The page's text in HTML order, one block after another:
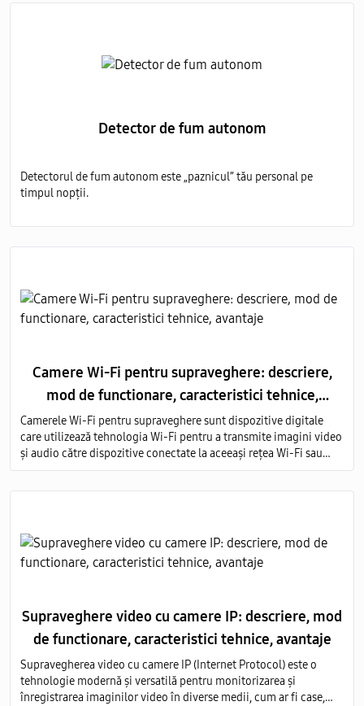
Detector de fum autonom
Detectorul de fum autonom este „paznicul” tău personal pe
timpul nopții.
Camere Wi-Fi pentru supraveghere: descriere,
mod de functionare, caracteristici tehnice,
avantaje
Camerele Wi-Fi pentru supraveghere sunt dispozitive digitale
care utilizează tehnologia Wi-Fi pentru a transmite imagini video
și audio către dispozitive conectate la aceeași rețea Wi-Fi sau
prin intermediul internetului.
Supraveghere video cu camere IP: descriere, mod
de functionare, caracteristici tehnice, avantaje
Supravegherea video cu camere IP (Internet Protocol) este o
tehnologie modernă și versatilă pentru monitorizarea și
înregistrarea imaginilor video în diverse medii, cum ar fi case,